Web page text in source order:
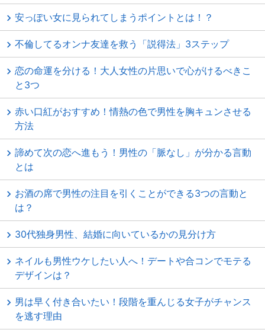
安っぽい女に見られてしまうポイントとは！？
不倫してるオンナ友達を救う「説得法」3ステップ
恋の命運を分ける！大人女性の片思いで心がけるべきこ
と3つ
赤い口紅がおすすめ！情熱の色で男性を胸キュンさせる
方法
諦めて次の恋へ進もう！男性の「脈なし」が分かる言動
とは
お酒の席で男性の注目を引くことができる3つの言動と
は？
30代独身男性、結婚に向いているかの見分け方
ネイルも男性ウケしたい人へ！デートや合コンでモテる
デザインは？
男は早く付き合いたい！段階を重んじる女子がチャンス
を逃す理由